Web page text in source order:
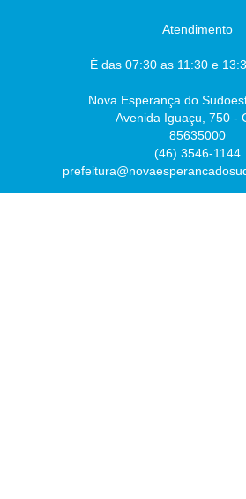
Atendimento
É das 07:30 as 11:30 e
Nova Esperança do
Avenida Iguaçu, 750 -
85635000
(46) 3546-1144